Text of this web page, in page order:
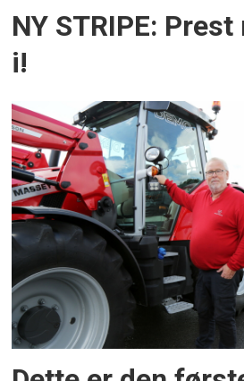
NY STRIPE:
i!